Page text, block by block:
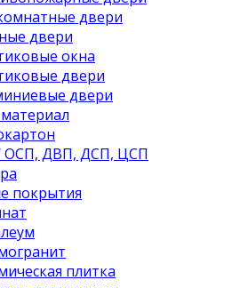
двери
двери
окна
двери
двери
ОСП, ДВП, ДСП, ЦСП
покрытия
плитка